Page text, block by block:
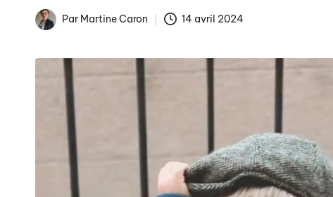
La fin des tarifs
Arnaques en ligne :
Comment éviter les
Publicités de Noël et
La gestion numérique de
Publié
Par Martine Caron 14 avril 2024